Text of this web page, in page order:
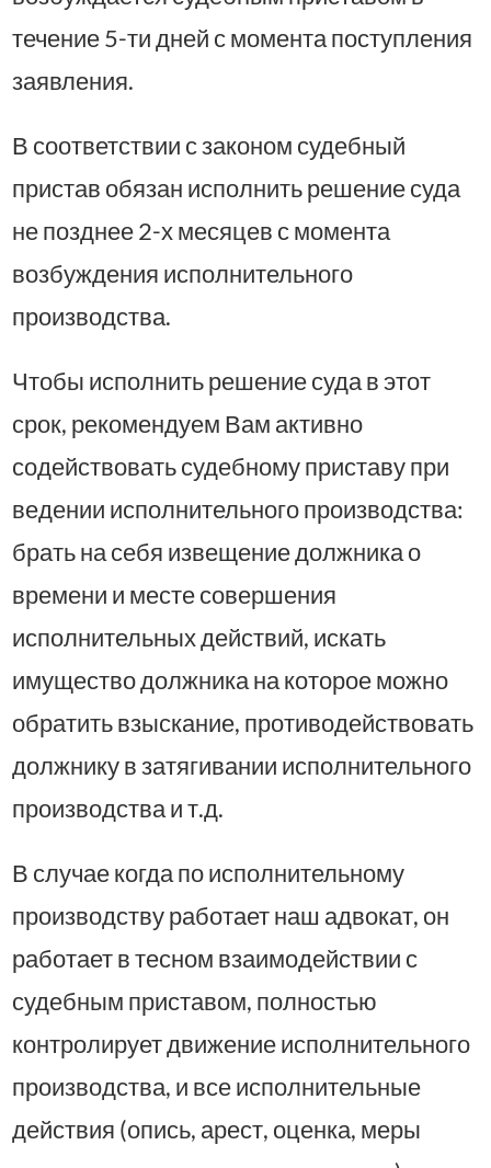
течение 5-ти дней с момента поступления
заявления.
В соответствии с законом судебный
пристав обязан исполнить решение суда
не позднее 2-х месяцев с момента
возбуждения исполнительного
производства.
Чтобы исполнить решение суда в этот
срок, рекомендуем Вам активно
содействовать судебному приставу при
ведении исполнительного производства:
брать на себя извещение должника о
времени и месте совершения
исполнительных действий, искать
имущество должника на которое можно
обратить взыскание, противодействовать
должнику в затягивании исполнительного
производства и т.д.
В случае когда по исполнительному
производству работает наш адвокат, он
работает в тесном взаимодействии с
судебным приставом, полностью
контролирует движение исполнительного
производства, и все исполнительные
действия (опись, арест, оценка, меры